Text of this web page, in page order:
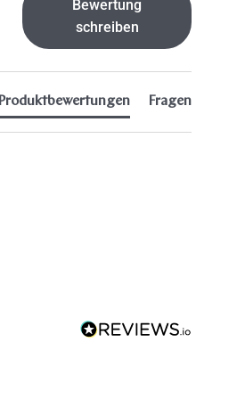
Bewertung
schreiben
Produktbewertungen Fragen